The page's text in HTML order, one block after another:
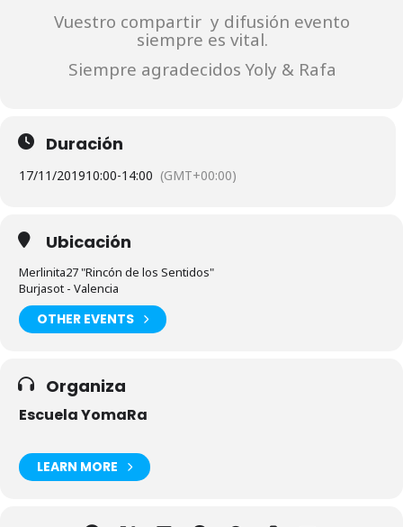
Vuestro compartir y difusión evento
siempre es vital.
Siempre agradecidos Yoly & Rafa
Duración
17/11/201910:00-14:00 (GMT+00:00)
Ubicación
Merlinita27 "Rincón de los Sentidos"
Burjasot - Valencia
OTHER EVENTS
Organiza
Escuela YomaRa
LEARN MORE